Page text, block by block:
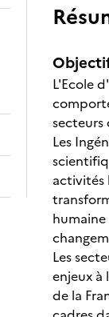
L'Ecole
Les
activités
Les
enjeux à
de la